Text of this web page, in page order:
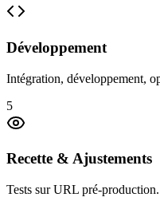
Développement
Intégration, développement,
5
Recette & Ajustements
Tests sur URL pré-